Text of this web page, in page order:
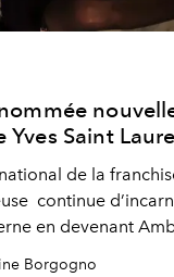
Yves Saint
de la
continue
en devenant
maquillage de la
Borgogno